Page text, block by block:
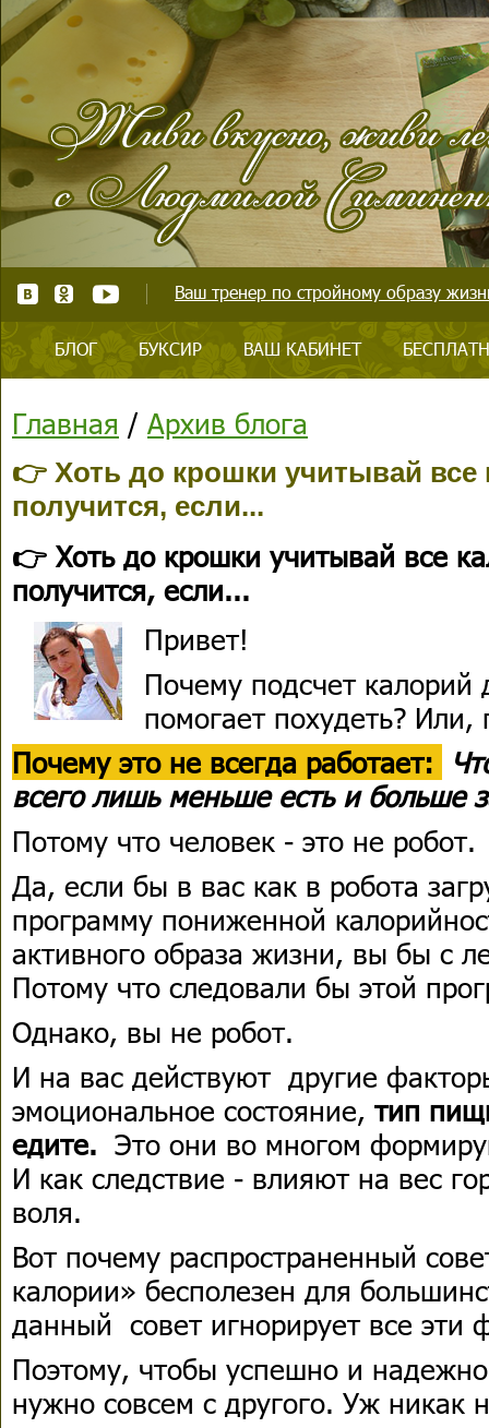
Ваш тренер по стройному образу
БЛОГ БУКСИР ВАШ КАБИНЕТ
Главная / Архив блога
👉 Хоть до крошки учитывай все
получится, если...
👉 Хоть до крошки учитывай все
получится, если...
Привет!
Почему подсчет калорий
помогает похудеть? Или,
Почему это не всегда работает:
всего лишь меньше есть и больше
Потому что человек - это не робот.
Да, если бы в вас как в робота
программу пониженной
активного образа жизни, вы бы с
Потому что следовали бы этой
Однако, вы не робот.
И на вас действуют другие
эмоциональное состояние, тип
едите. Это они во многом
И как следствие - влияют на вес
воля.
Вот почему распространенный
калории» бесполезен для
данный совет игнорирует все эти
Поэтому, чтобы успешно и
нужно совсем с другого. Уж никак